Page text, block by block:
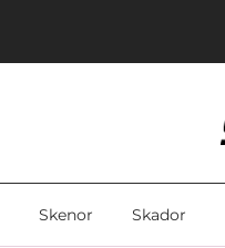
Skenor Skador